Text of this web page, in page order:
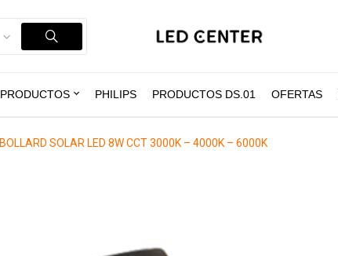
PRODUCTOS PHILIPS PRODUCTOS DS.01 OFERTAS
BOLLARD SOLAR LED 8W CCT 3000K – 4000K – 6000K